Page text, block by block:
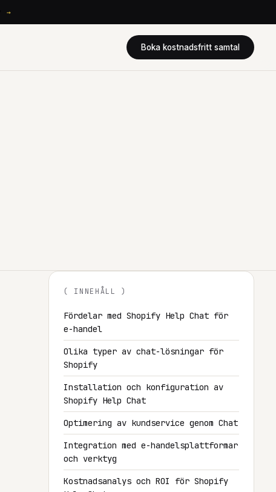
→
Boka kostnadsfritt samtal
( INNEHÅLL )
Fördelar med Shopify Help Chat för
e-handel
Olika typer av chat-lösningar för
Shopify
Installation och konfiguration av
Shopify Help Chat
Optimering av kundservice genom Chat
Integration med e-handelsplattformar
och verktyg
Kostnadsanalys och ROI för Shopify